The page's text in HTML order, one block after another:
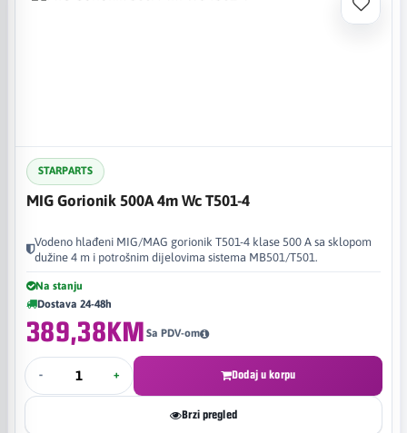
STARPARTS
MIG Gorionik 500A 4m Wc T501-4
Vodeno hlađeni MIG/MAG gorionik T501-4 klase 500 A sa sklopom
dužine 4 m i potrošnim dijelovima sistema MB501/T501.
Na stanju
Dostava 24-48h
389,38KM Sa PDV-om
- + Dodaj u korpu
Brzi pregled